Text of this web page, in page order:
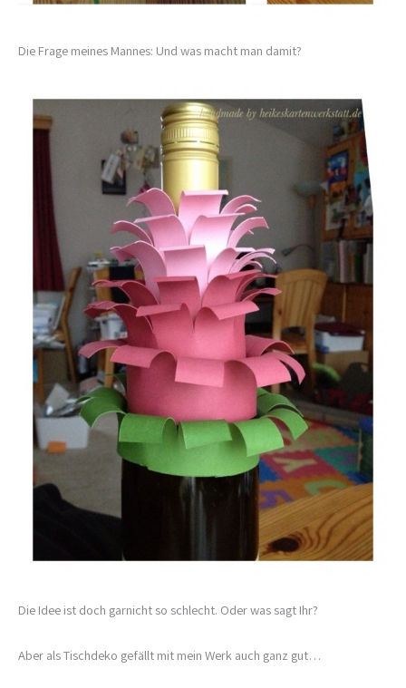
Die Frage meines Mannes: Und was macht man damit?
Die Idee ist doch garnicht so schlecht. Oder was sagt Ihr?
Aber als Tischdeko gefällt mit mein Werk auch ganz gut…